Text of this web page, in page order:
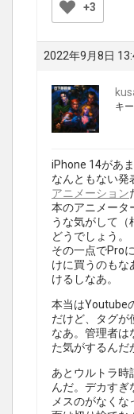
+3
2022年9月8日
キ
iPhone 14があ
なんともない発
アニメーション
本のアニメータ
うな気がして（
どうでしょう。
その一点でPro
けに買うのもな
けるしなあ。
本当はYoutube
だけど、タグが
なあ。管理者は
た気がするんだ
あとウルトラ時
んだ。デカすぎ
メスのがなくな